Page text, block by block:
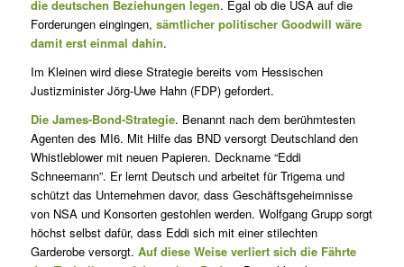
die deutschen Beziehungen legen. Egal ob die USA auf die
Forderungen eingingen, sämtlicher politischer Goodwill wäre
damit erst einmal dahin.
Im Kleinen wird diese Strategie bereits vom Hessischen
Justizminister Jörg-Uwe Hahn (FDP) gefordert.
Die James-Bond-Strategie. Benannt nach dem berühmtesten
Agenten des MI6. Mit Hilfe das BND versorgt Deutschland den
Whistleblower mit neuen Papieren. Deckname “Eddi
Schneemann”. Er lernt Deutsch und arbeitet für Trigema und
schützt das Unternehmen davor, dass Geschäftsgeheimnisse
von NSA und Konsorten gestohlen werden. Wolfgang Grupp sorgt
höchst selbst dafür, dass Eddi sich mit einer stilechten
Garderobe versorgt. Auf diese Weise verliert sich die Fährte